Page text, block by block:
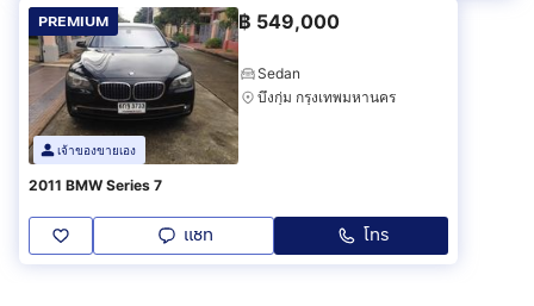
PREMIUM
เจ้าของขายเอง
฿ 549,000
Sedan
บึงกุ่ม กรุงเทพมหานคร
2011 BMW Series 7
แชท โทร